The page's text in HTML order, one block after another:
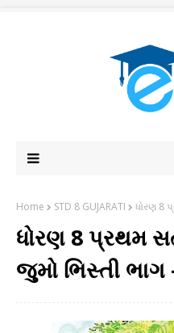
Home STD 8 GUJARATI ધોરણ 8
ધોરણ 8 પ્રથમ
જુમો ભિસ્તી ભાગ